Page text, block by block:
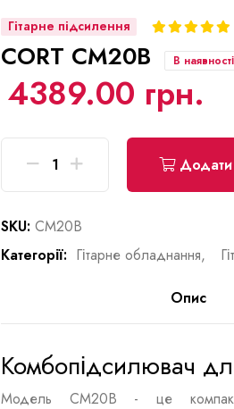
Гітарне підсилення
CORT CM20B В наявності
4389.00 грн.
Додати
SKU: CM20B
Категорії: Гітарне обладнання,
Опис
Комбопідсилювач
Модель CM20B - це